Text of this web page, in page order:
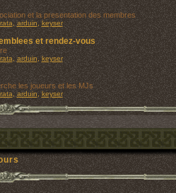
et la presentation des membres
,arduin ,keyser
et rendez-vous
,arduin ,keyser
les joueurs et les MJs
,arduin ,keyser